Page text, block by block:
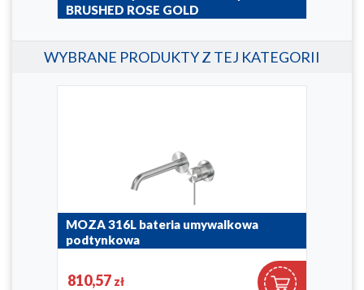
BRUSHED ROSE GOLD
660-310-34
WYBRANE PRODUKTY Z TEJ KATEGORII
MOZA 316L bateria umywalkowa
podtynkowa
810,57 zł